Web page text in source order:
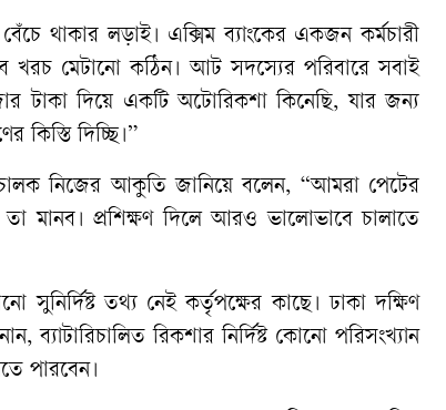
থাকার লড়াই। এক্সিম ব্যাংকের একজন কর্মচারী
খরচ মেটানো কঠিন। আট সদস্যের পরিবারে সবাই
টাকা দিয়ে একটি অটোরিকশা কিনেছি, যার জন্য
দিচ্ছি।”
চালক নিজের আকুতি জানিয়ে বলেন, “আমরা পেটের
মানব। প্রশিক্ষণ দিলে আরও ভালোভাবে চালাতে
তথ্য নেই কর্তৃপক্ষের কাছে। ঢাকা দক্ষিণ
ব্যাটারিচালিত রিকশার নির্দিষ্ট কোনো পরিসংখ্যান
পারবেন।